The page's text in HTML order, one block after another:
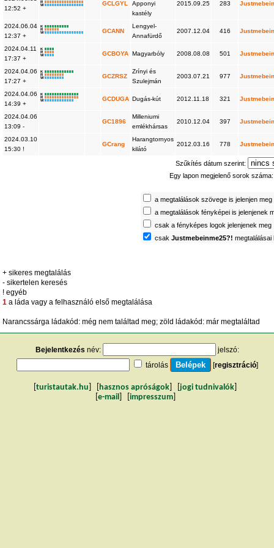
12:52 +
R
W
GCLGYL
Apponyi
kastély
2015.09.25 283
2024.06.04
12:37 +
K
R
W
GCANN
Lengyel-
Annafürdő
2007.12.04 416
2024.04.11
17:37 +
K
R
W
GCBOYA Magyarbóly 2008.08.08 501
2024.04.06
17:27 +
K
R
W
GCZRSZ
Zrínyi és
Szulejmán
2003.07.21 977
2024.04.06
14:39 +
K
R
W
GCDUGA Dugás-kút 2012.11.18 321
2024.04.06
13:09 -
GC1896
Milleniumi
emlékhársas
2010.12.04 397
2024.03.10
15:30 !
GCrang
Harangtornyos
kilátó
2012.03.16 778
Szűkítés dátum szerint:
Egy lapon megjelenő sorok
a megtalálások szövege is jelenjen
a megtalálások fényképei is jelenjenek
csak a fényképes logok jelenjenek meg
csakJustmebeinme25?! megtalálásai
+ sikeres megtalálás
- sikertelen keresés
! egyéb
1 a láda vagy a felhasználó első megtalálása
Narancssárga ládakód: még nem találtad meg; zöld ládakód: már megtaláltad
Bejelentkezés név:
jelszó:
tárolás
[regisztráció]
turistautak.hu hasznos apróságok jogi tudnivalók
e-mail impresszum]